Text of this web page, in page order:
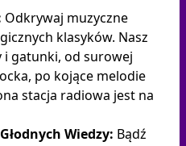
Odkrywaj muzyczne
klasyków. Nasz
gatunki, od surowej
po kojące melodie
stacja radiowa jest na
Wiedzy: Bądź